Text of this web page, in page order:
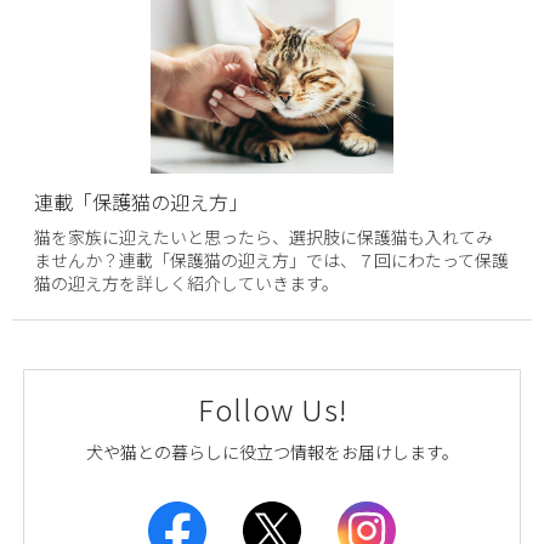
連載「保護猫の迎え方」
猫を家族に迎えたいと思ったら、選択肢に保護猫も入れてみ
ませんか？連載「保護猫の迎え方」では、７回にわたって保護
猫の迎え方を詳しく紹介していきます。
Follow Us!
犬や猫との暮らしに役立つ情報をお届けします。